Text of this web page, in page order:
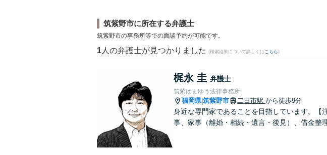
筑紫野市に所在する弁護士
筑紫野市の事務所等での面談予約が可能です。
1 人の弁護士が見つかりました (検索結果について詳しくは こちら)
梶永 圭 弁護士
筑紫はまゆう法律事務所
福岡県|筑紫野市 二日市駅 から徒歩9分
身近な専門家であることを目指しています。【
事、家事（離婚・相続・遺言・後見）、借金整